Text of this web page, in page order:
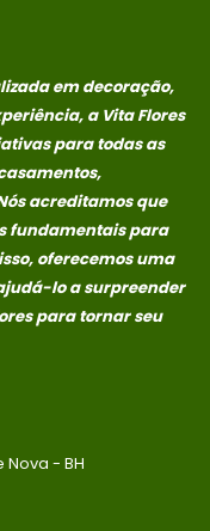
loja)
caixa surpresa You
out of 5
R$689,00
Em até 1x de
R$689,00 no
credito avista,
(P/ mais
condições
Buque Core P
em decoração,
a Vita Flores
para todas as
acreditamos que
fundamentais para
oferecemos uma
lo a surpreender
para tornar seu
Nova - BH